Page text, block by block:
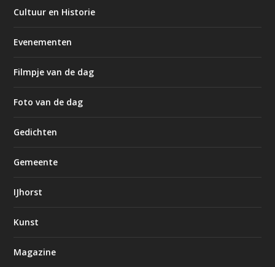
Cultuur en Historie
Evenementen
Filmpje van de dag
Foto van de dag
Gedichten
Gemeente
IJhorst
Kunst
Magazine